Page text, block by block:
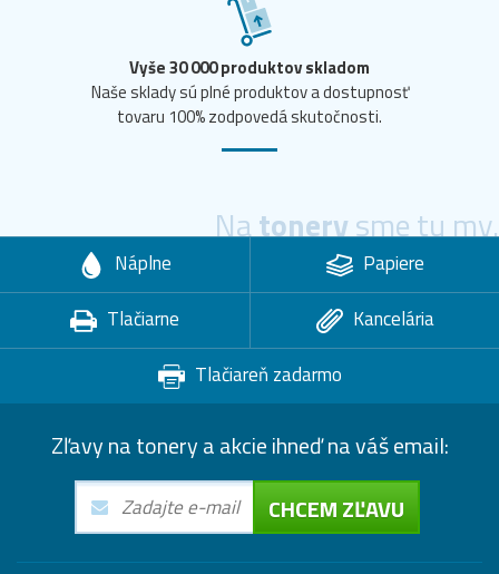
Vyše 30 000 produktov skladom
Naše sklady sú plné produktov a dostupnosť
tovaru 100% zodpovedá skutočnosti.
Natonerysme tu my.
Náplne
Papiere
Tlačiarne
Kancelária
Tlačiareň zadarmo
Zľavy na tonery a akcie ihneď na váš email:
CHCEM ZĽAVU